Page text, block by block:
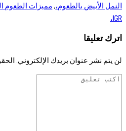
النمل الأبيض بالطعوم،,مميزات الطعوم
IGR،
اترك تعليقا
لن يتم نشر عنوان بريدك الإلكتروني.